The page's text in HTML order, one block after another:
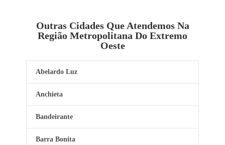
Outras Cidades Que Atendemos Na
Região Metropolitana Do Extremo
Oeste
Abelardo Luz
Anchieta
Bandeirante
Barra Bonita